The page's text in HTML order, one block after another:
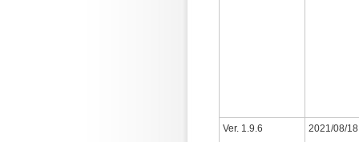
Ver. 1.9.6 2021/08/18